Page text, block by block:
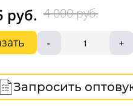
руб. 4 000 руб.
- +
Запросить